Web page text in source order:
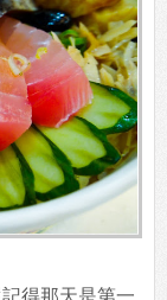
得那天是第一